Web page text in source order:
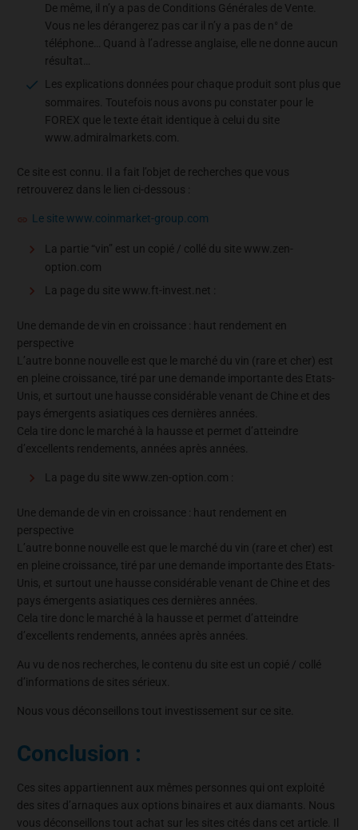
De même, il n’y a pas de Conditions Générales de Vente.
Vous ne les dérangerez pas car il n’y a pas de n° de
téléphone… Quand à l’adresse anglaise, elle ne donne aucun
résultat…
Les explications données pour chaque produit sont plus que
sommaires. Toutefois nous avons pu constater pour le
FOREX que le texte était identique à celui du site
www.admiralmarkets.com.
Ce site est connu. Il a fait l’objet de recherches que vous
retrouverez dans le lien ci-dessous :
Le site www.coinmarket-group.com
La partie “vin” est un copié / collé du site www.zen-
option.com
La page du site www.ft-invest.net :
Une demande de vin en croissance : haut rendement en
perspective
L’autre bonne nouvelle est que le marché du vin (rare et cher) est
en pleine croissance, tiré par une demande importante des Etats-
Unis, et surtout une hausse considérable venant de Chine et des
pays émergents asiatiques ces dernières années.
Cela tire donc le marché à la hausse et permet d’atteindre
d’excellents rendements, années après années.
La page du site www.zen-option.com :
Une demande de vin en croissance : haut rendement en
perspective
L’autre bonne nouvelle est que le marché du vin (rare et cher) est
en pleine croissance, tiré par une demande importante des Etats-
Unis, et surtout une hausse considérable venant de Chine et des
pays émergents asiatiques ces dernières années.
Cela tire donc le marché à la hausse et permet d’atteindre
d’excellents rendements, années après années.
Au vu de nos recherches, le contenu du site est un copié / collé
d’informations de sites sérieux.
Nous vous déconseillons tout investissement sur ce site.
Conclusion :
Ces sites appartiennent aux mêmes personnes qui ont exploité
des sites d’arnaques aux options binaires et aux diamants. Nous
vous déconseillons tout achat sur les sites cités dans cet article. Il